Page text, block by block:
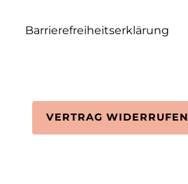
Barrierefreiheitserklärung
VERTRAG WIDERRUFEN